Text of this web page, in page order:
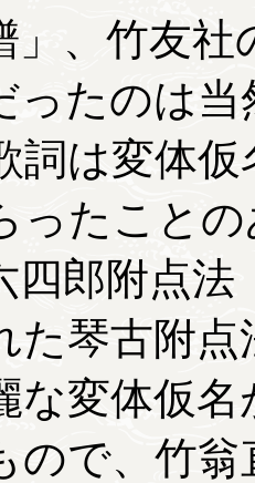
」、竹友
ったのは
詞は変体
ったこと
四郎附点
た琴古附
な変体仮
ので、竹